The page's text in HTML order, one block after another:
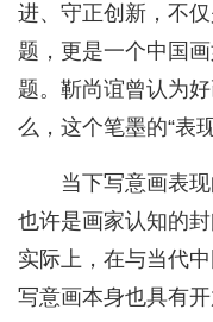
进、守正创新，不
题，更是一个中国
题。靳尚谊曾认为
么，这个笔墨的“表
当下写意画表
也许是画家认知的
实际上，在与当代
写意画本身也具有